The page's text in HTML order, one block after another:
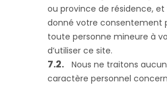
ou province de résidence, et
donné votre consentement
toute personne mineure à
d’utiliser ce site.
Nous ne traitons
caractère personnel